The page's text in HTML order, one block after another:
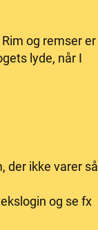
og remser er
lyde, når I
der ikke varer så
og se fx